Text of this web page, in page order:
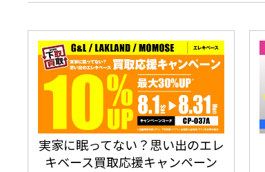
実家に眠ってない？思い出のエレ
キベース買取応援キャンペーン